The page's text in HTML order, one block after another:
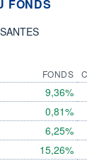
FONDS
FONDS
9,36%
0,81%
6,25%
15,26%